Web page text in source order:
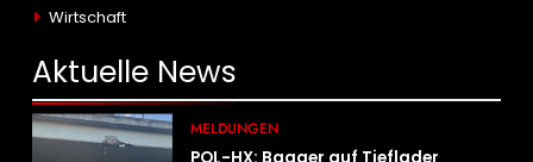
Wirtschaft
Aktuelle News
MELDUNGEN